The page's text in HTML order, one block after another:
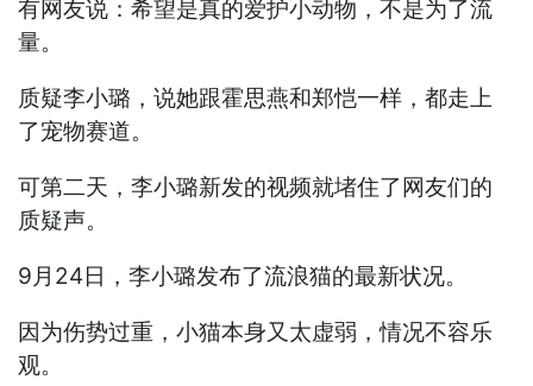
有网友说：希望是真的爱护小动物，不是为了流
量。
质疑李小璐，说她跟霍思燕和郑恺一样，都走上
了宠物赛道。
可第二天，李小璐新发的视频就堵住了网友们的
质疑声。
9月24日，李小璐发布了流浪猫的最新状况。
因为伤势过重，小猫本身又太虚弱，情况不容乐
观。